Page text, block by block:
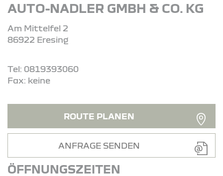
AUTO-NADLER GMBH & CO. KG
Am Mittelfel 2
86922 Eresing
Tel: 0819393060
Fax: keine
ROUTE PLANEN
ANFRAGE SENDEN
ÖFFNUNGSZEITEN